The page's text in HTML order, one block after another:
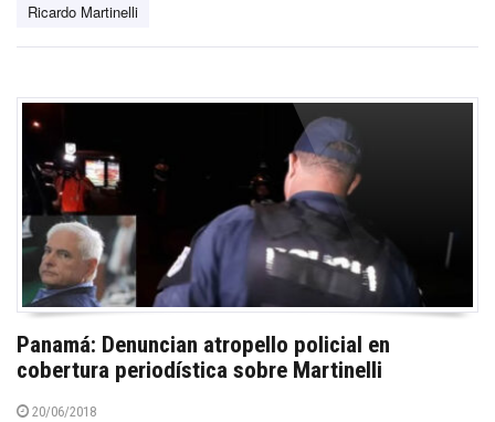
Ricardo Martinelli
Panamá: Denuncian atropello policial en
cobertura periodística sobre Martinelli
20/06/2018